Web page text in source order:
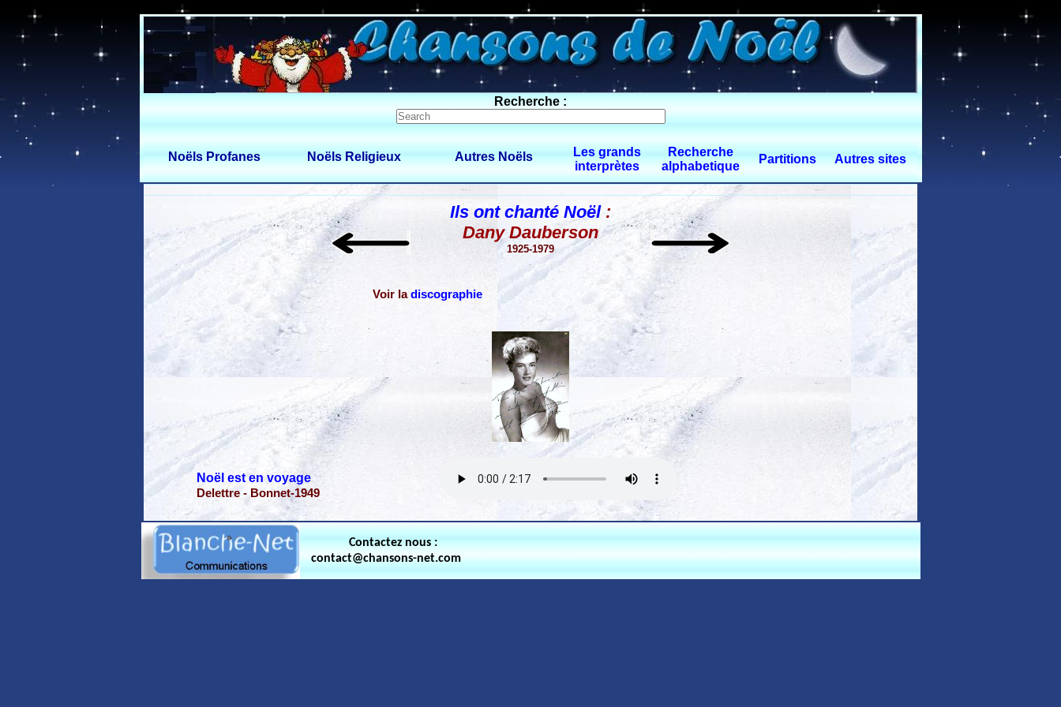
0 $limitbot 1 $limittot 2
Recherche :
Noëls Profanes Noëls Religieux Autres Noëls
Les grands
interprètes
Recherche
alphabetique
Partitions Autres sites
Ils ont chanté Noël:
Dany Dauberson
1925-1979
Voir ladiscographie
Noël est en voyage
Delettre - Bonnet-1949
Contactez nous :
contact@chansons-net.com